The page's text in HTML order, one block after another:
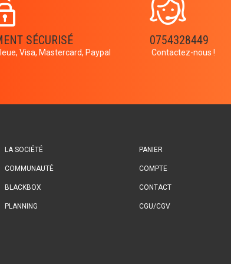
SÉCURISÉ
Visa, Mastercard, Paypal
0754328449
Contactez-nous !
LA SOCIÉTÉ
COMMUNAUTÉ
BLACKBOX
PLANNING
PANIER
COMPTE
CONTACT
CGU/CGV